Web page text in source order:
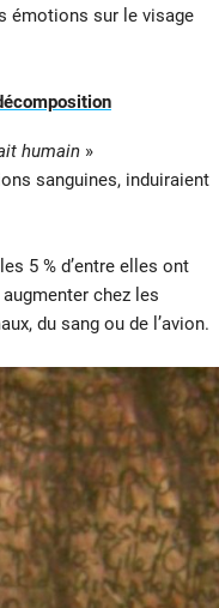
émotions sur le visage
humain»
sanguines, induiraient
5 % d’entre elles ont
chez les
du sang ou de l’avion.